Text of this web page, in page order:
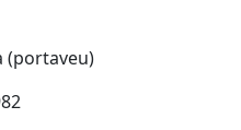
(portaveu)